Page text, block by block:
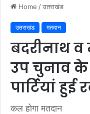
Home /उतराखंड
उतराखंड मतदान
बदरीनाथ
उप चुनाव के
पार्टियां हुई
कल होगा मतदान